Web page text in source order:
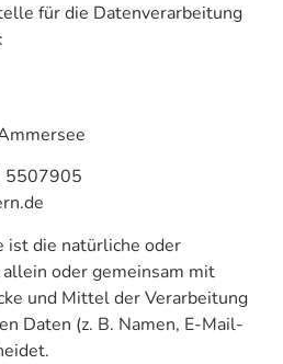
für die Datenverarbeitung
5507905
die natürliche oder
oder gemeinsam mit
und Mittel der Verarbeitung
Daten (z. B. Namen, E-Mail-